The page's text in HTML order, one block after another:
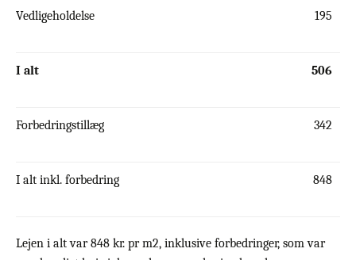
Vedligeholdelse 195
I alt 506
Forbedringstillæg 342
I alt inkl. forbedring 848
Lejen i alt var 848 kr. pr m2, inklusive forbedringer, som var